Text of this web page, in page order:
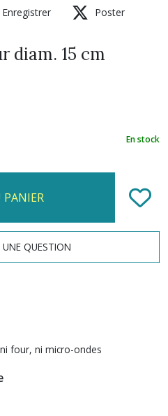
Enregistrer Poster
diam. 15 cm
En stock
PANIER
QUESTION
four, ni micro-ondes